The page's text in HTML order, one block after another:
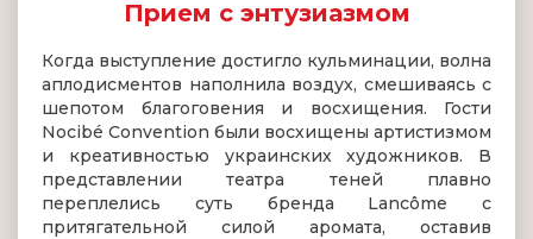
Прием с энтузиазмом
Когда выступление достигло кульминации, волна
аплодисментов наполнила воздух, смешиваясь с
шепотом благоговения и восхищения. Гости
Nocibé Convention были восхищены артистизмом
и креативностью украинских художников. В
представлении театра теней плавно
переплелись суть бренда Lancôme с
притягательной силой аромата, оставив